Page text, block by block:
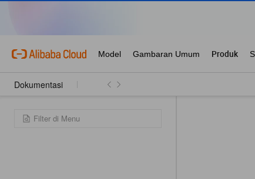
Dokumentasi